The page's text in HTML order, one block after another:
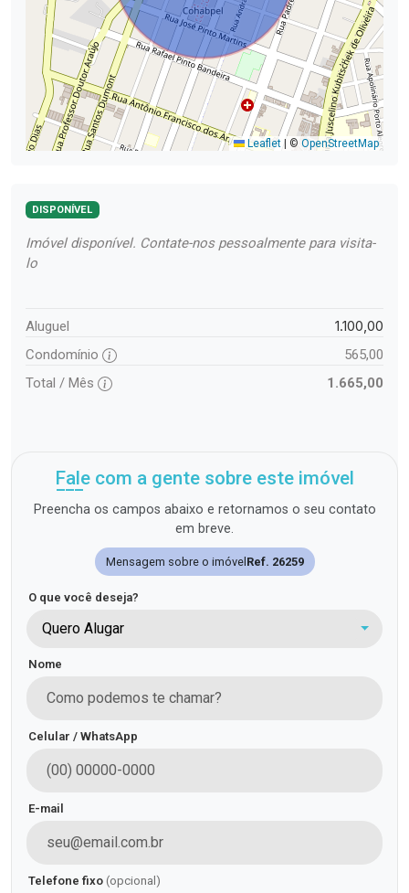
Leaflet © OpenStreetMap
DISPONÍVEL
Imóvel disponível. Contate-nos pessoalmente para visita-
lo
Aluguel 1.100,00
Condomínio
565,00
Total / Mês
1.665,00
Fale com a gente sobre este imóvel
Preencha os campos abaixo e retornamos o seu contato
em breve.
Mensagem sobre o imóvel Ref. 26259
O que você deseja?
Quero Alugar
Nome
Celular / WhatsApp
E-mail
Telefone fixo (opcional)